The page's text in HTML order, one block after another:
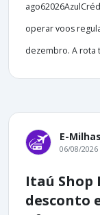
operar voos
dezembro. A rota
E-Milhas
06/08/2026
Itaú Shop
desconto